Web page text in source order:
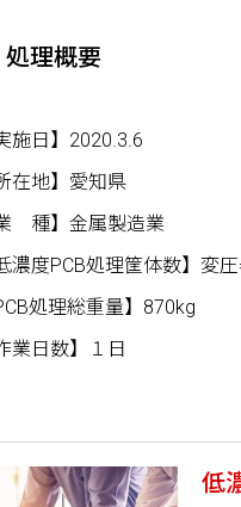
処理概要
施日】2020.3.6
在地】愛知県
業 種】金属製造業
低濃度PCB処理筐体数】変
処理総重量】870kg
業日数】１日
低